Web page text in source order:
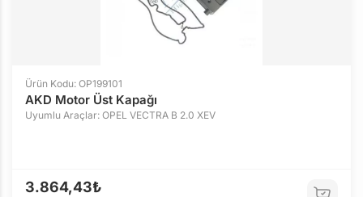
Ürün Kodu: OP199101
AKD Motor Üst Kapağı
Uyumlu Araçlar: OPEL VECTRA B 2.0 XEV
3.864,43₺